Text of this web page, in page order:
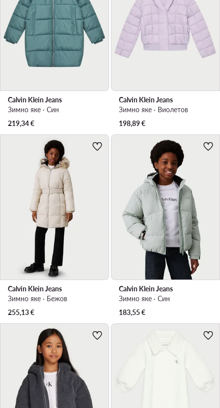
Calvin Klein Jeans
Зимно яке · Син
219,34€
Calvin Klein Jeans
Зимно яке · Виолетов
198,89€
Calvin Klein Jeans
Зимно яке · Бежов
255,13€
Calvin Klein Jeans
Зимно яке · Син
183,55€